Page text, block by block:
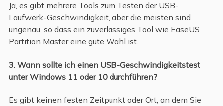
Ja, es gibt mehrere Tools zum Testen der USB-
Laufwerk-Geschwindigkeit, aber die meisten sind
ungenau, so dass ein zuverlässiges Tool wie EaseUS
Partition Master eine gute Wahl ist.
3. Wann sollte ich einen USB-Geschwindigkeitstest
unter Windows 11 oder 10 durchführen?
Es gibt keinen festen Zeitpunkt oder Ort, an dem Sie